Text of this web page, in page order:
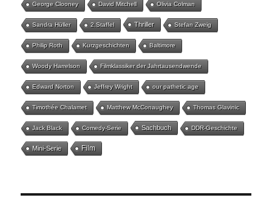
George Clooney David Mitchell Olivia Colman
Sandra Hüller 2.Staffel Thriller Stefan Zweig
Philip Roth Kurzgeschichten Baltimore
Woody Harrelson Filmklassiker der Jahrtausendwende
Edward Norton Jeffrey Wright our pathetic age
Timothée Chalamet Matthew McConaughey Thomas Glavinic
Jack Black Comedy-Serie Sachbuch DDR-Geschichte
Mini-Serie Film